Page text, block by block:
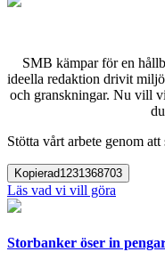
SMB kämpar för en
ideella redaktion drivit
och granskningar. Nu vill
Stötta vårt arbete genom
Kopierad1231368703
Läs vad vi vill göra
Storbanker öser in